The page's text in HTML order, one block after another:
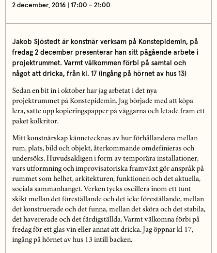
2 december, 2016 | 17:00 – 21:00
Jakob Sjöstedt är konstnär verksam på Konstepidemin, på
fredag 2 december presenterar han sitt pågående arbete i
projektrummet. Varmt välkommen förbi på samtal och
något att dricka, från kl. 17 (ingång på hörnet av hus 13)
Sedan en bit in i oktober har jag arbetat i det nya
projektrummet på Konstepidemin. Jag började med att köpa
lera, satte upp kopieringspapper på väggarna och letade fram ett
paket kolkritor.
Mitt konstnärskap kännetecknas av hur förhållandena mellan
rum, plats, bild och objekt, återkommande omdefinieras och
undersöks. Huvudsakligen i form av temporära installationer,
vars utformning och improvisatoriska framväxt gör anspråk på
rummet som helhet, arkitekturen, funktionen och det aktuella,
sociala sammanhanget. Verken tycks oscillera inom ett tunt
skikt mellan det föreställande och det icke föreställande, mellan
det konstruerade och det funna, mellan det sköra och det stabila,
det havererade och det färdigställda. Varmt välkomna förbi på
fredag för ett glas vin eller annat att dricka. Jag öppnar kl 17,
ingång på hörnet av hus 13 intill backen.